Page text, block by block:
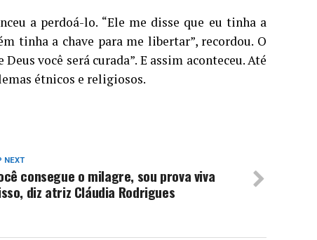
a perdoá-lo. “Ele me disse que eu tinha a
tinha a chave para me libertar”, recordou. O
você será curada”. E assim aconteceu. Até
étnicos e religiosos.
NEXT
consegue o milagre, sou prova viva
diz atriz Cláudia Rodrigues